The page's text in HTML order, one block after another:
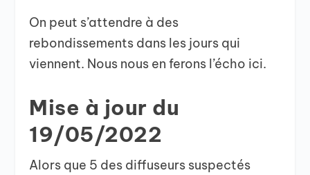
On peut s’attendre à des
rebondissements dans les jours qui
viennent. Nous nous en ferons l’écho ici.
Mise à jour du
19/05/2022
Alors que 5 des diffuseurs suspectés